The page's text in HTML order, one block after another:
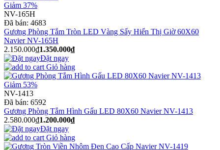
Giảm 37%
NV-165H
Đã bán: 4683
Gương Phòng Tắm Tròn LED Vàng Sấy Hiển Thị Giờ 60X60
Navier NV-165H
2.150.000₫1.350.000₫
Đặt ngay
Giỏ hàng
Giảm 53%
NV-1413
Đã bán: 6592
Gương Phòng Tắm Hình Gấu LED 80X60 Navier NV-1413
2.580.000₫1.200.000₫
Đặt ngay
Giỏ hàng